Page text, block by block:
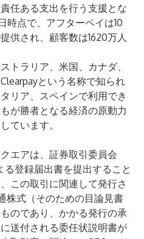
任ある支出を行う支援とな
時点で、アフターペイは10
供され、顧客数は1620万人
トラリア、米国、カナダ、
という名称で知られ
リア、スペインで利用でき
が勝者となる経済の原動力
ています。
エアは、証券取引委員会
る登録届出書を提出すること
この取引に関連して発行さ
株式（そのための目論見書
のであり、かかる発行の承
送付される委任状説明書が